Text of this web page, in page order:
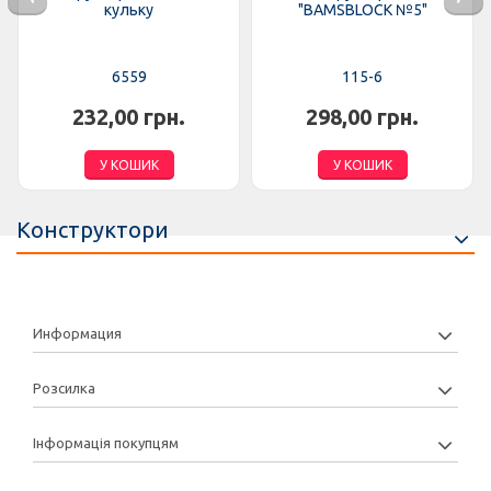
кульку
6559
232,00 грн.
У КОШИК
"BAMSBLOCK №5"
115-6
298,00 грн.
У КОШИК
Конструктори
Информация
Розсилка
Інформація покупцям